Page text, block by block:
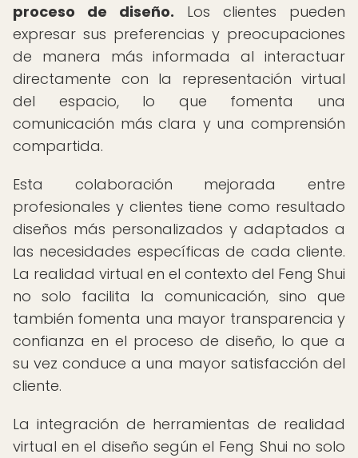
proceso de diseño. Los clientes pueden
expresar sus preferencias y preocupaciones
de manera más informada al interactuar
directamente con la representación virtual
del espacio, lo que fomenta una
comunicación más clara y una comprensión
compartida.
Esta colaboración mejorada entre
profesionales y clientes tiene como resultado
diseños más personalizados y adaptados a
las necesidades específicas de cada cliente.
La realidad virtual en el contexto del Feng Shui
no solo facilita la comunicación, sino que
también fomenta una mayor transparencia y
confianza en el proceso de diseño, lo que a
su vez conduce a una mayor satisfacción del
cliente.
La integración de herramientas de realidad
virtual en el diseño según el Feng Shui no solo